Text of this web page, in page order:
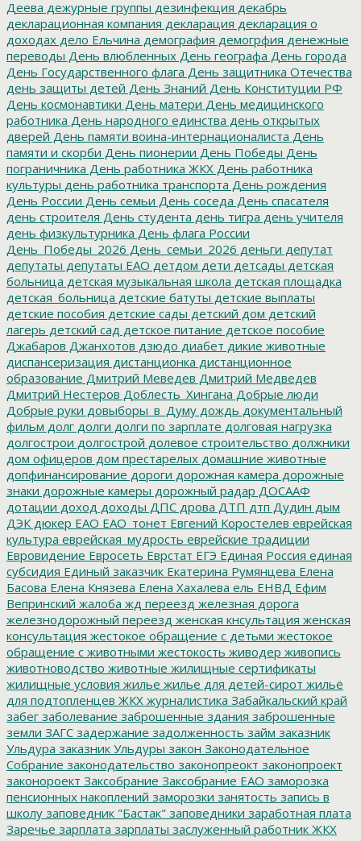
Деева дежурные группы дезинфекция декабрь
декларационная компания декларация декларация о
доходах дело Ельчина демография демогрфия денежные
переводы День влюбленных День географа День города
День Государственного флага День защитника Отечества
день защиты детей День Знаний День Конституции РФ
День космонавтики День матери День медицинского
работника День народного единства день открытых
дверей День памяти воина-интернационалиста День
памяти и скорби День пионерии День Победы День
пограничника День работника ЖКХ День работника
культуры день работника транспорта День рождения
День России День семьи День соседа День спасателя
день строителя День студента день тигра день учителя
день физкультурника День флага России
День_Победы_2026 День_семьи_2026 деньги депутат
депутаты депутаты ЕАО детдом дети детсады детская
больница детская музыкальная школа детская площадка
детская_больница детские батуты детские выплаты
детские пособия детские сады детский дом детский
лагерь детский сад детское питание детское пособие
Джабаров Джанхотов дзюдо диабет дикие животные
диспансеризация дистанционка дистанционное
образование Дмитрий Меведев Дмитрий Медведев
Дмитрий Нестеров Доблесть_Хингана Добрые люди
Добрые руки довыборы_в_Думу дождь документальный
фильм долг долги долги по зарплате долговая нагрузка
долгострои долгострой долевое строительство должники
дом офицеров дом престарелых домашние животные
допфинансирование дороги дорожная камера дорожные
знаки дорожные камеры дорожный радар ДОСААФ
дотации доход доходы ДПС дрова ДТП дтп Дудин дым
ДЭК дюкер ЕАО ЕАО_тонет Евгений Коростелев еврейская
культура еврейская_мудрость еврейские традиции
Евровидение Евросеть Еврстат ЕГЭ Единая Россия единая
субсидия Единый заказчик Екатерина Румянцева Елена
Басова Елена Князева Елена Хахалева ель ЕНВД Ефим
Вепринский жалоба жд переезд железная дорога
железнодорожный переезд женская кнсультация женская
консультация жестокое обращение с детьми жестокое
обращение с животными жестокость живодер живопись
животноводство животные жилищные сертификаты
жилищные условия жилье жилье для детей-сирот жильё
для подтопленцев ЖКХ журналистика Забайкальский край
забег заболевание заброшенные здания заброшенные
земли ЗАГС задержание задолженность займ заказник
Ульдура заказник Ульдуры закон Законодательное
Собрание законодательство законопреокт законопроект
законороект Заксобрание Заксобрание ЕАО заморозка
пенсионных накоплений заморозки занятость запись в
школу заповедник "Бастак" заповедники заработная плата
Заречье зарплата зарплаты заслуженный работник ЖКХ